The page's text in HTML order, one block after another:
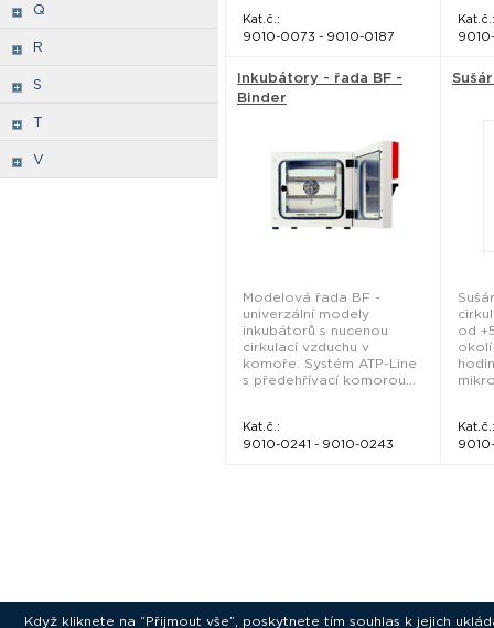
Q
R
S
T
V
Kat.č.:
9010-0073 - 9010-0187
Kat.č.:
Inkubátory - řada BF -
Binder
Modelová řada BF -
univerzální modely
inkubátorů s nucenou
cirkulací vzduchu v
komoře. Systém ATP-Line
s předehřívací komorou...
Kat.č.:
9010-0241 - 9010-0243
od
okolí
Kat.č.:
Když kliknete na “Přijmout vše”, poskytnete tím souhlas k jejich